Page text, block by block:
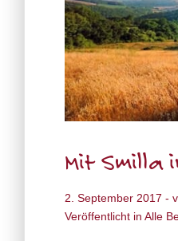
Mit Smilla
2. September 2017 -
Veröffentlicht in Alle